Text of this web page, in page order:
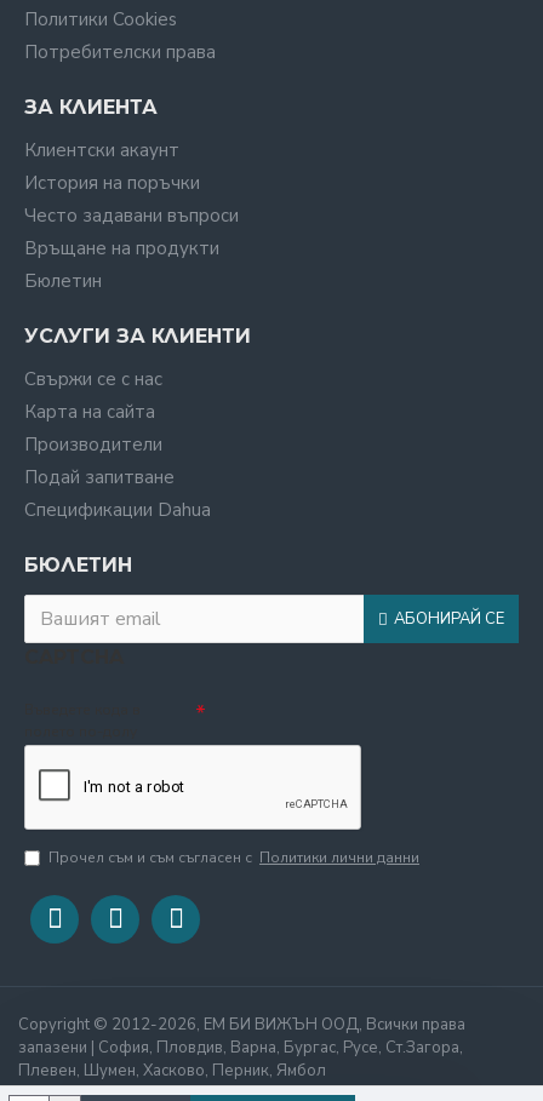
Политики Cookies
Потребителски права
ЗА КЛИЕНТА
Клиентски акаунт
История на поръчки
Често задавани въпроси
Връщане на продукти
Бюлетин
УСЛУГИ ЗА КЛИЕНТИ
Свържи се с нас
Карта на сайта
Производители
Подай запитване
Спецификации Dahua
БЮЛЕТИН
АБОНИРАЙ СЕ
Прочел съм и съм съгласен с Политики лични данни
Copyright © 2012-2026, ЕМ БИ ВИЖЪН ООД, Всички права
запазени | София, Пловдив, Варна, Бургас, Русе, Ст.Загора,
Плевен, Шумен, Хасково, Перник, Ямбол